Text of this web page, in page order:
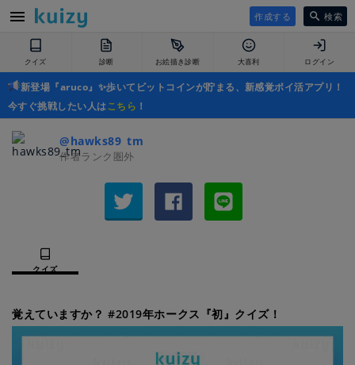
作成する 検索
クイズ 診断 お絵描き診断 大喜利 ログイン
新登場『aruco』✨歩いてビットコインが貯まる、新感覚ポイ活アプリ！
今すぐ挑戦したい人はこちら ！
@hawks89_tm
作者ランク圏外
クイズ
覚えていますか？ #2019年ホークス『初』クイズ！